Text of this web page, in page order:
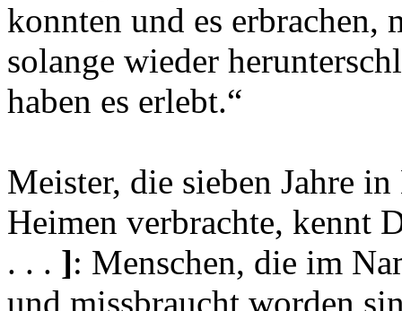
konnten und es erbrachen,
solange wieder
haben es erlebt.“
Meister, die sieben Jahre
Heimen verbrachte, kennt
. . . ]: Menschen, die im
und missbraucht worden